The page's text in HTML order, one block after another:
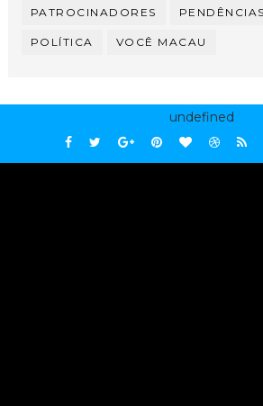
PATROCINADORES
POLÍTICA VOCÊ MACAU
undefined